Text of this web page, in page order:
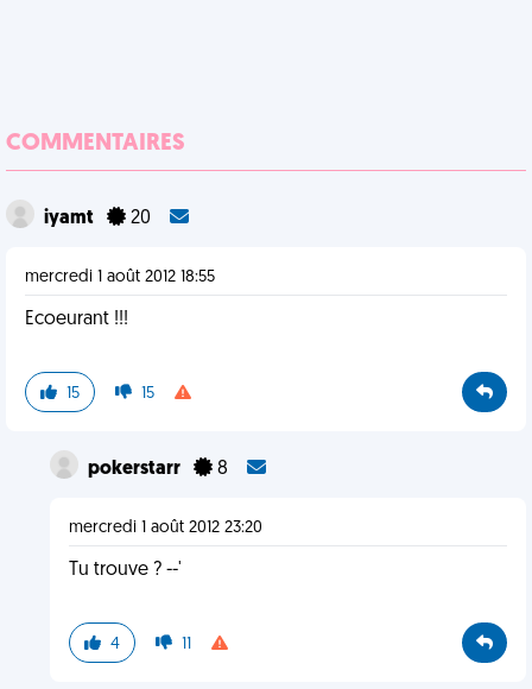
COMMENTAIRES
iyamt 20
mercredi 1 août 2012 18:55
Ecoeurant !!!
15 15
pokerstarr 8
mercredi 1 août 2012 23:20
Tu trouve ? --'
4 11